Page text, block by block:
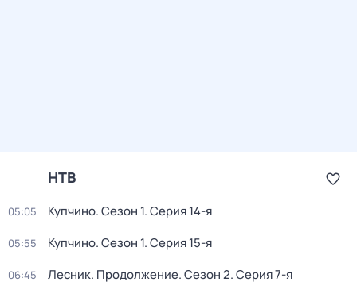
НТВ
05:05 Купчино. Сезон 1. Серия 14-я
05:55 Купчино. Сезон 1. Серия 15-я
06:45 Лесник. Продолжение. Сезон 2. Серия 7-я